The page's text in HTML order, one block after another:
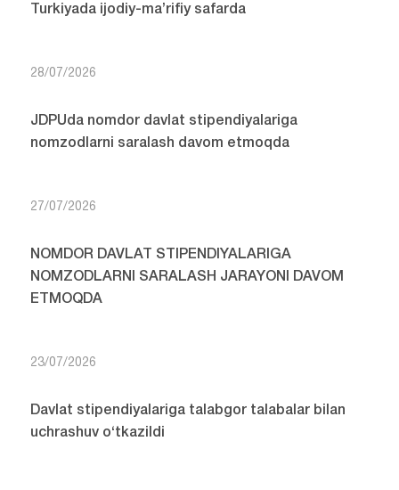
Turkiyada ijodiy-ma’rifiy safarda
28/07/2026
JDPUda nomdor davlat stipendiyalariga
nomzodlarni saralash davom etmoqda
27/07/2026
NOMDOR DAVLAT STIPENDIYALARIGA
NOMZODLARNI SARALASH JARAYONI DAVOM
ETMOQDA
23/07/2026
Davlat stipendiyalariga talabgor talabalar bilan
uchrashuv o‘tkazildi